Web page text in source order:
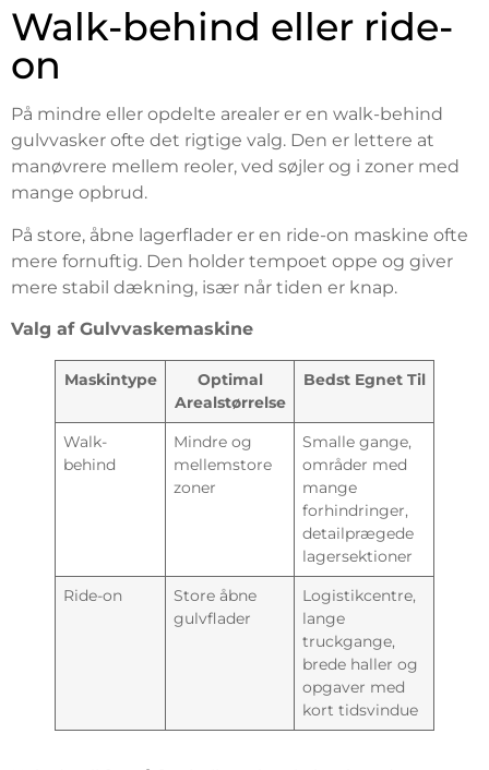
Walk-behind eller ride-
on
På mindre eller opdelte arealer er en walk-behind
gulvvasker ofte det rigtige valg. Den er lettere at
manøvrere mellem reoler, ved søjler og i zoner med
mange opbrud.
På store, åbne lagerflader er en ride-on maskine ofte
mere fornuftig. Den holder tempoet oppe og giver
mere stabil dækning, især når tiden er knap.
Valg af Gulvvaskemaskine
Maskintype
Optimal
Arealstørrelse
Bedst Egnet Til
Walk-
behind
Mindre og
mellemstore
zoner
Smalle gange,
områder med
mange
forhindringer,
detailprægede
lagersektioner
Ride-on
Store åbne
gulvflader
Logistikcentre,
lange
truckgange,
brede haller og
opgaver med
kort tidsvindue